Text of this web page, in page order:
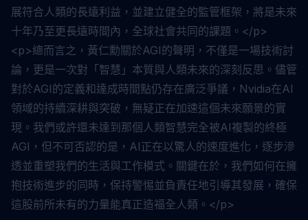
展符合人類的長遠利益，並建立健全的監管框架，將是未來
十年乃至更長遠時間內，全球社會共同的課題。</p>
<p>總而言之，黃仁勳關於AGI的聲明，不僅是一場技術討
論，更是一次對「智慧」本質與人類未來的深刻反思。儘管
對於AGI的定義和達成時間點仍存在廣泛爭議，Nvidia在AI
領域的持續深耕與突破，無疑正在加速這個未來願景的實
現。我們或許還未達到那個人類智慧完全被AI複製的終極
AGI，但不可否認的是，AI正在以驚人的速度進化，逐步滲
透並重塑我們的生活與工作模式。關鍵在於，我們如何在擁
抱技術進步的同時，保持警惕並負責任地引導其發展，確保
這股前所未有的力量能真正造福全人類。</p>